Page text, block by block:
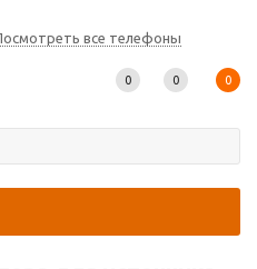
все телефоны
0 0 0